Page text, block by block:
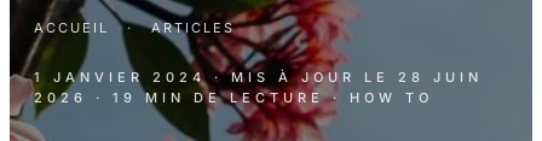
ACCUEIL · ARTICLES
1 JANVIER 2024 · MIS À JOUR LE 28 JUIN
2026
· 19 MIN DE LECTURE · HOW TO